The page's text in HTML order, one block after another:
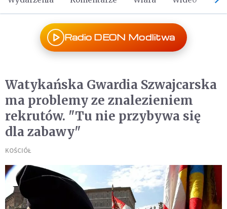
Radio DEON Modlitwa
Watykańska Gwardia Szwajcarska
ma problemy ze znalezieniem
rekrutów. "Tu nie przybywa się
dla zabawy"
KOŚCIÓŁ